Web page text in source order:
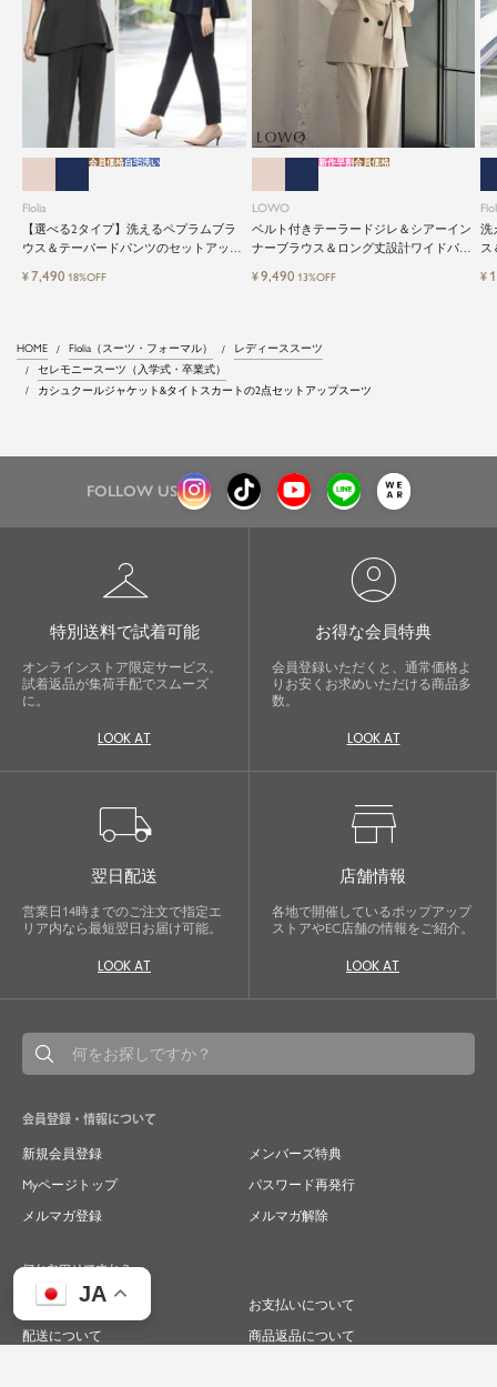
JA
Flolia
【選べる2タイプ】洗えるペプラムブラ
ウス＆テーパードパンツのセットアップ
会員価格自宅洗い
¥7,490 18%OFF
LOWO
ベルト付きテーラードジレ＆シアーイン
ナーブラウス＆ロング丈設計ワイドパン
新作早割会員価格
¥9,490 13%OFF
洗
ス
¥
HOME Flolia（スーツ・フォーマル）
レディーススーツ
セレモニースーツ（入学式・卒業式）
カシュクールジャケット&タイトスカートの2点セットアップスーツ
FOLLOW US
checkroom
特別送料で試着可能
オンラインストア限定サービス。
試着返品が集荷手配でスムーズ
に。
LOOK AT
account_circle
お得な会員特典
会員登録いただくと、通常価格よ
りお安くお求めいただける商品多
数。
LOOK AT
local_shipping
翌日配送
営業日14時までのご注文で指定エ
リア内なら最短翌日お届け可能。
LOOK AT
store
店舗情報
各地で開催しているポップアップ
ストアやEC店舗の情報をご紹介。
LOOK AT
会員登録・情報について
新規会員登録
メンバーズ特典
Myページトップ
パスワード再発行
メルマガ登録
メルマガ解除
何かお困りですか？
ご注文について
お支払いについて
配送について
商品返品について